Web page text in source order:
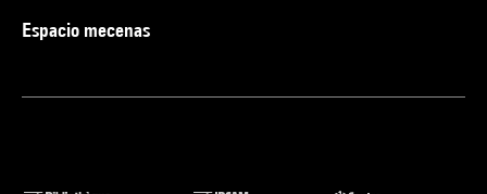
Espacio mecenas